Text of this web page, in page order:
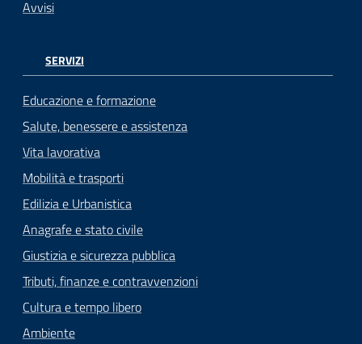
Avvisi
SERVIZI
Educazione e formazione
Salute, benessere e assistenza
Vita lavorativa
Mobilità e trasporti
Edilizia e Urbanistica
Anagrafe e stato civile
Giustizia e sicurezza pubblica
Tributi, finanze e contravvenzioni
Cultura e tempo libero
Ambiente